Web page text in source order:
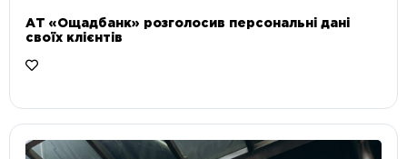
АТ «Ощадбанк» розголосив персональні дані
своїх клієнтів